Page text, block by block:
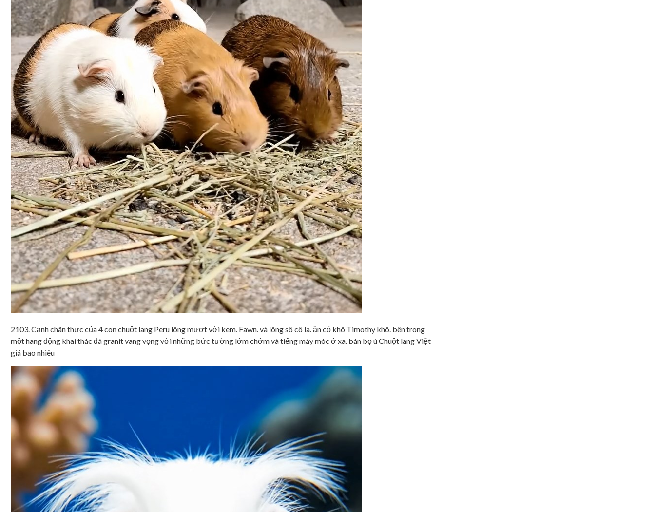
2103. Cảnh chân thực của 4 con chuột lang Peru lông mượt với kem. Fawn. và lông sô cô la. ăn cỏ khô Timothy khô. bên trong
một hang động khai thác đá granit vang vọng với những bức tường lởm chởm và tiếng máy móc ở xa. bán bọ ú Chuột lang Việt
giá bao nhiêu